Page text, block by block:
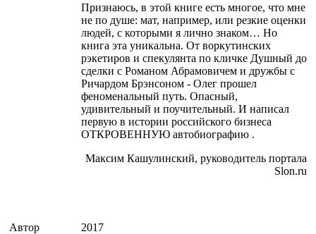
Признаюсь, в этой книге есть многое, что мне
не по душе: мат, например, или резкие оценки
людей, с которыми я лично знаком… Но
книга эта уникальна. От воркутинских
рэкетиров и спекулянта по кличке Душный до
сделки с Романом Абрамовичем и дружбы с
Ричардом Брэнсоном - Олег прошел
феноменальный путь. Опасный,
удивительный и поучительный. И написал
первую в истории российского бизнеса
ОТКРОВЕННУЮ автобиографию .
Максим Кашулинский, руководитель портала
Slon.ru
Автор
2017